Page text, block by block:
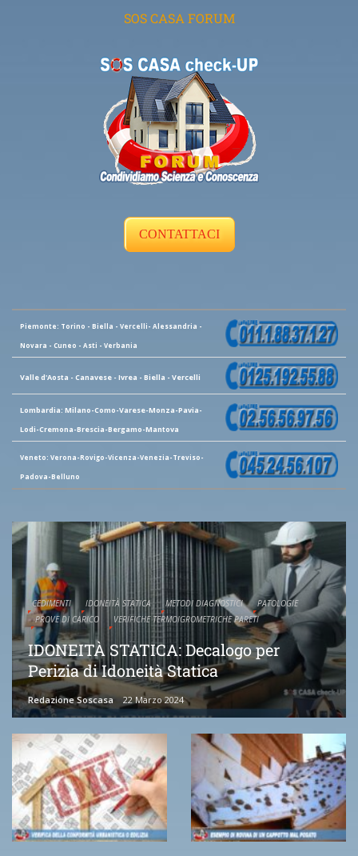
SOS CASA FORUM
CONTATTACI
Piemonte: Torino - Biella - Vercelli- Alessandria -
Novara - Cuneo - Asti - Verbania
Valle d'Aosta - Canavese - Ivrea - Biella - Vercelli
Lombardia: Milano-Como-Varese-Monza-Pavia-
Lodi-Cremona-Brescia-Bergamo-Mantova
Veneto: Verona-Rovigo-Vicenza-Venezia-Treviso-
Padova-Belluno
CEDIMENTI IDONEITÀ STATICA METODI DIAGNOSTICI
PATOLOGIE
PROVE DI CARICO
VERIFICHE TERMOIGROMETRICHE PARETI
IDONEITÀ STATICA: Decalogo per
Perizia di Idoneità Statica
Redazione Soscasa 22 Marzo 2024